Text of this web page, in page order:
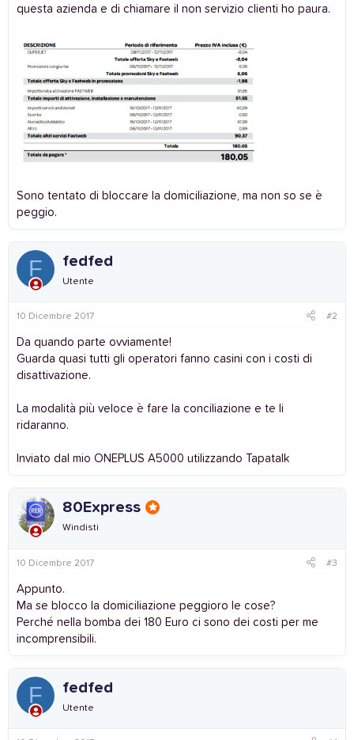
questa azienda e di chiamare il non servizio clienti ho paura.
Sono tentato di bloccare la domiciliazione, ma non so se è
peggio.
F fedfed
Utente
10 Dicembre 2017 #2
Da quando parte ovviamente!
Guarda quasi tutti gli operatori fanno casini con i costi di
disattivazione.
La modalità più veloce è fare la conciliazione e te li
ridaranno.
Inviato dal mio ONEPLUS A5000 utilizzando Tapatalk
80Express
Windisti
10 Dicembre 2017 #3
Appunto.
Ma se blocco la domiciliazione peggioro le cose?
Perché nella bomba dei 180 Euro ci sono dei costi per me
incomprensibili.
F fedfed
Utente